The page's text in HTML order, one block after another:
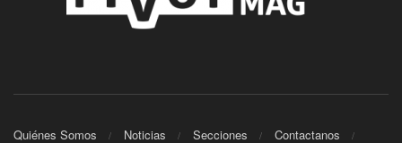
Quiénes Somos Noticias Secciones Contactanos